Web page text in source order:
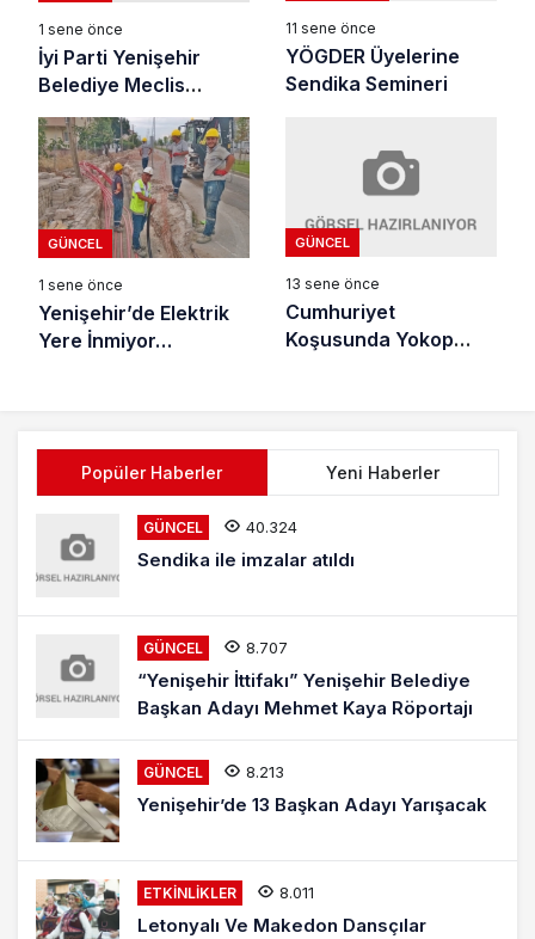
1 sene önce
İyi Parti Yenişehir
Belediye Meclis
Üyelerinden Tarihi
Taahhütname
11 sene önce
YÖGDER Üyelerine
Sendika Semineri
GÜNCEL
1 sene önce
Yenişehir’de Elektrik
Yere İnmiyor…
GÜNCEL
13 sene önce
Cumhuriyet
Koşusunda Yokop
Popüler Haberler Yeni Haberler
GÜNCEL 40.324
Sendika ile imzalar atıldı
GÜNCEL 8.707
“Yenişehir İttifakı” Yenişehir Belediye
Başkan Adayı Mehmet Kaya Röportajı
GÜNCEL 8.213
Yenişehir’de 13 Başkan Adayı Yarışacak
ETKINLIKLER 8.011
Letonyalı Ve Makedon Dansçılar